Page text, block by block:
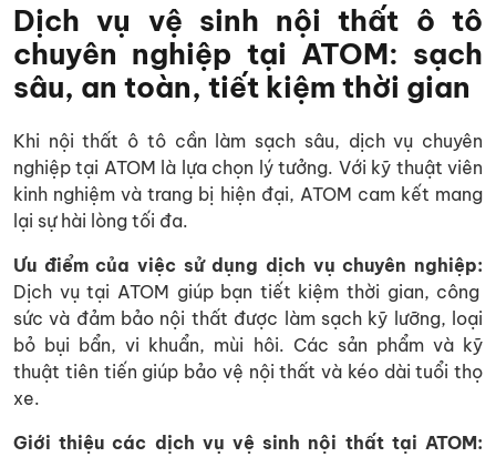
Dịch vụ vệ sinh nội thất ô tô
chuyên nghiệp tại ATOM: sạch
sâu, an toàn, tiết kiệm thời gian
Khi nội thất ô tô cần làm sạch sâu, dịch vụ chuyên
nghiệp tại ATOM là lựa chọn lý tưởng. Với kỹ thuật viên
kinh nghiệm và trang bị hiện đại, ATOM cam kết mang
lại sự hài lòng tối đa.
Ưu điểm của việc sử dụng dịch vụ chuyên nghiệp:
Dịch vụ tại ATOM giúp bạn tiết kiệm thời gian, công
sức và đảm bảo nội thất được làm sạch kỹ lưỡng, loại
bỏ bụi bẩn, vi khuẩn, mùi hôi. Các sản phẩm và kỹ
thuật tiên tiến giúp bảo vệ nội thất và kéo dài tuổi thọ
xe.
Giới thiệu các dịch vụ vệ sinh nội thất tại ATOM: